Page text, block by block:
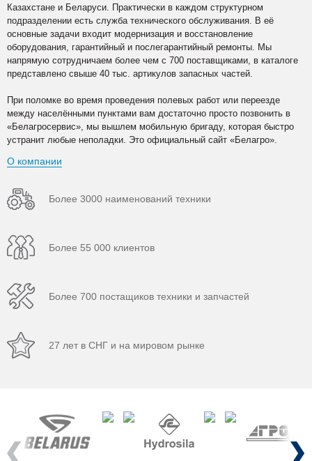
Казахстане и Беларуси. Практически в каждом структурном
подразделении есть служба технического обслуживания. В её
основные задачи входит модернизация и восстановление
оборудования, гарантийный и послегарантийный ремонты. Мы
напрямую сотрудничаем более чем с 700 поставщиками, в каталоге
представлено свыше 40 тыс. артикулов запасных частей.
При поломке во время проведения полевых работ или переезде
между населёнными пунктами вам достаточно просто позвонить в
«Белагросервис», мы вышлем мобильную бригаду, которая быстро
устранит любые неполадки. Это официальный сайт «Белагро».
О компании
Более 3000 наименований техники
Более 55 000 клиентов
Более 700 постащиков техники и запчастей
27 лет в СНГ и на мировом рынке
Previous Next